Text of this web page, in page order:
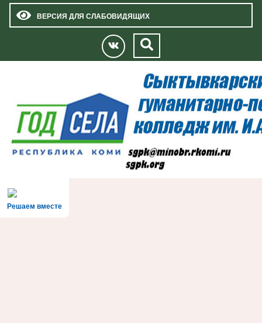
ВЕРСИЯ ДЛЯ СЛАБОВИДЯЩИХ
Решаем вместе